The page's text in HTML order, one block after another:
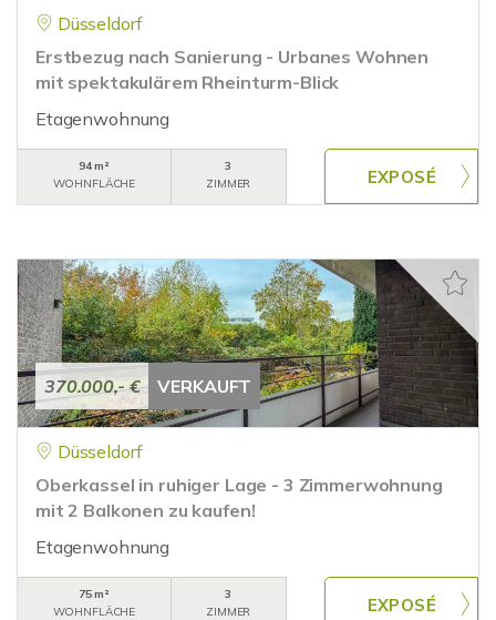
Düsseldorf
Erstbezug nach Sanierung - Urbanes Wohnen
mit spektakulärem Rheinturm-Blick
Etagenwohnung
94 m²
WOHNFLÄCHE
3
ZIMMER
370.000,- € VERKAUFT
Düsseldorf
Oberkassel in ruhiger Lage - 3 Zimmerwohnung
mit 2 Balkonen zu kaufen!
Etagenwohnung
75 m²
WOHNFLÄCHE
3
ZIMMER